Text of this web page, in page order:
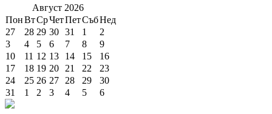
Август 2026
ПонВтСрЧетПетСъбНед
27
28 29 30 31 1
2
3
4 5 6 7 8
9
10
11 12 13 14 15
16
17
18 19 20 21 22
23
24
25 26 27 28 29
30
31
1 2 3 4 5 6